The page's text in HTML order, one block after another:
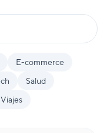
E-commerce
Salud
Viajes